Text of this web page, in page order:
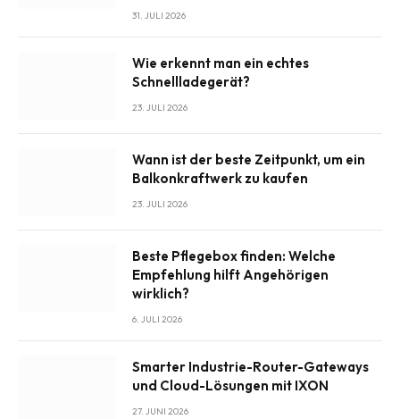
31. JULI 2026
Wie erkennt man ein echtes
Schnellladegerät?
23. JULI 2026
Wann ist der beste Zeitpunkt, um ein
Balkonkraftwerk zu kaufen
23. JULI 2026
Beste Pflegebox finden: Welche
Empfehlung hilft Angehörigen
wirklich?
6. JULI 2026
Smarter Industrie-Router-Gateways
und Cloud-Lösungen mit IXON
27. JUNI 2026